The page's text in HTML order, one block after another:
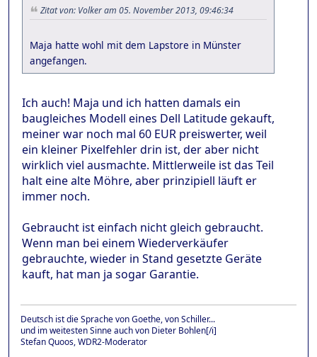
Zitat von: Volker am 05. November 2013, 09:46:34
Maja hatte wohl mit dem Lapstore in Münster
angefangen.
Ich auch! Maja und ich hatten damals ein
baugleiches Modell eines Dell Latitude gekauft,
meiner war noch mal 60 EUR preiswerter, weil
ein kleiner Pixelfehler drin ist, der aber nicht
wirklich viel ausmachte. Mittlerweile ist das Teil
halt eine alte Möhre, aber prinzipiell läuft er
immer noch.
Gebraucht ist einfach nicht gleich gebraucht.
Wenn man bei einem Wiederverkäufer
gebrauchte, wieder in Stand gesetzte Geräte
kauft, hat man ja sogar Garantie.
Deutsch ist die Sprache von Goethe, von Schiller...
und im weitesten Sinne auch von Dieter Bohlen[/i]
Stefan Quoos, WDR2-Moderator